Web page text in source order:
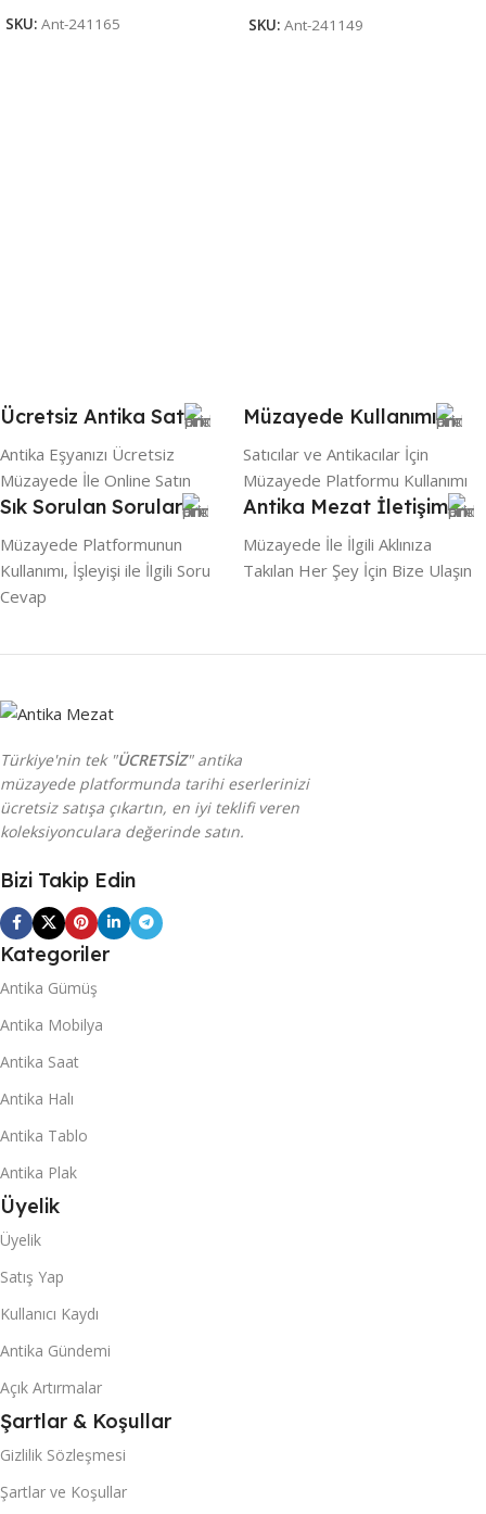
SKU: Ant-241165 SKU: Ant-241149
Ücretsiz Antika Sat
Antika Eşyanızı Ücretsiz
Müzayede İle Online Satın
Müzayede Kullanımı
Satıcılar ve Antikacılar İçin
Müzayede Platformu Kullanımı
Sık Sorulan Sorular
Müzayede Platformunun
Kullanımı, İşleyişi ile İlgili Soru
Cevap
Antika Mezat İletişim
Müzayede İle İlgili Aklınıza
Takılan Her Şey İçin Bize Ulaşın
Türkiye'nin tek "ÜCRETSİZ" antika
müzayede platformunda tarihi eserlerinizi
ücretsiz satışa çıkartın, en iyi teklifi veren
koleksiyonculara değerinde satın.
Bizi Takip Edin
Kategoriler
Antika Gümüş
Antika Mobilya
Antika Saat
Antika Halı
Antika Tablo
Antika Plak
Üyelik
Üyelik
Satış Yap
Kullanıcı Kaydı
Antika Gündemi
Açık Artırmalar
Şartlar & Koşullar
Gizlilik Sözleşmesi
Şartlar ve Koşullar